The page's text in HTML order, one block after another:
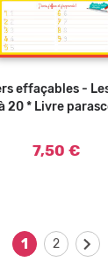
Ajouter
effaçables -
20 * Livre
7,50 €
1 2